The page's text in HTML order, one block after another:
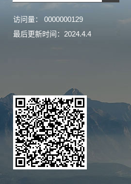
访问量： 0000000129
最后更新时间： 2024.4.4